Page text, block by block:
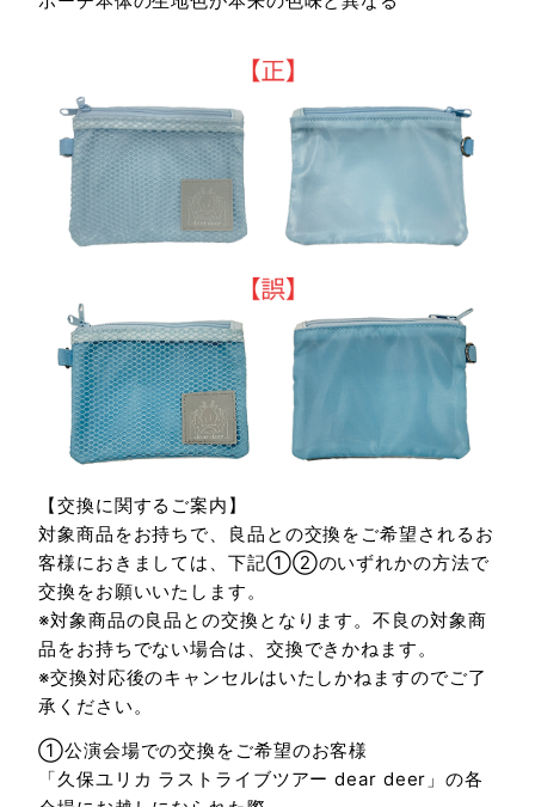
【交換に関するご案内】
対象商品をお持ちで、良品との交換をご希望されるお
客様におきましては、下記①②のいずれかの方法で
交換をお願いいたします。
※対象商品の良品との交換となります。不良の対象商
品をお持ちでない場合は、交換できかねます。
※交換対応後のキャンセルはいたしかねますのでご了
承ください。
①公演会場での交換をご希望のお客様
「久保ユリカ ラストライブツアー dear deer」の各